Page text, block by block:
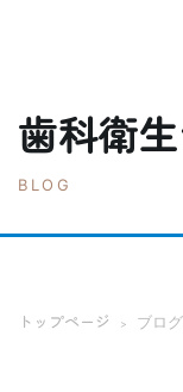
歯科衛
BLOG
トップページ > ブログ